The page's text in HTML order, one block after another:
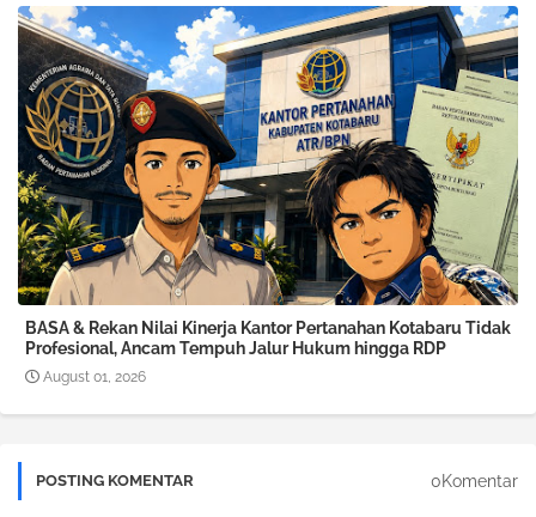
BASA & Rekan Nilai Kinerja Kantor Pertanahan Kotabaru Tidak
Profesional, Ancam Tempuh Jalur Hukum hingga RDP
August 01, 2026
POSTING KOMENTAR 0Komentar